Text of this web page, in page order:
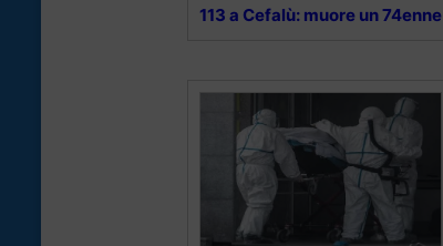
113 a Cefalù: muore un 74enne